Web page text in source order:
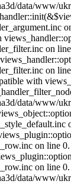
data/www/
on
on
with
data/www/
on line 0.
on line 0.
data/www/